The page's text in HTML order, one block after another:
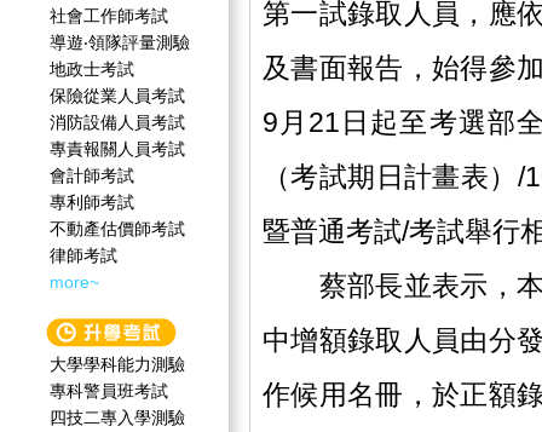
社會工作師‍考試
導遊‧領隊評量測驗
地政士考試
保險從業人員考試
消防設備人員考試
專責報關人員考試
會計師考試
專利師考試
不動產估價師考試
律師考試
more~
大學學科能力測驗
專科警員班考試
四技二專入學測驗
第一試錄取人員，應
及書面報告，始得參
9月21日起至考選部
（考試期日計畫表）
暨普通考試/考試舉行
蔡部長並表示，本
中增額錄取人員由分
作候用名冊，於正額